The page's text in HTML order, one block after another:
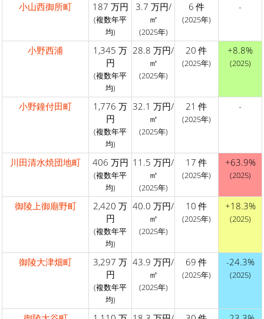
小山西御所町 187 万円
(複数年平
均)
3.7 万円/
㎡
(2025年)
6 件
(2025年)
-
小野西浦
1,345 万
円
(複数年平
均)
28.8 万円/
㎡
(2025年)
20 件
(2025年)
+8.8%
(2025)
小野鐘付田町
1,776 万
円
(複数年平
均)
32.1 万円/
㎡
(2025年)
21 件
(2025年)
-
川田清水焼団地町 406 万円
(複数年平
均)
11.5 万円/
㎡
(2025年)
17 件
(2025年)
+63.9%
(2025)
御陵上御廟野町
2,420 万
円
(複数年平
均)
40.0 万円/
㎡
(2025年)
10 件
(2025年)
+18.3%
(2025)
御陵大津畑町
3,297 万
円
(複数年平
均)
43.9 万円/
㎡
(2025年)
69 件
(2025年)
-24.3%
(2025)